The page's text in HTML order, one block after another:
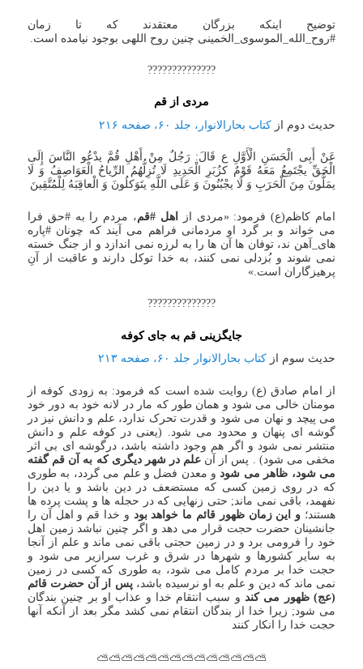
توضیح اینکه بزرگان معتقدند که تا زمان
#روح_الله_الموسوی_الخمینی چنین روح اللهی بوجود نیامده است.
??????????????
مردی از قم
حدیث دوم ازکتاب بحارالانوار، جلد ۶۰، صفحه ۲۱۶
عَنْ أَبِی الْحَسَنِ الْأَوَّلِ ع قَالَ: رَجُلٌ مِنْ أَهْلِ قُمَّ یدْعُو النَّاسَ إِلَی
الْحَقِّ یجْتَمِعُ مَعَهُ قَوْمٌ کزُبَرِ الْحَدِیدِ لَا تُزِلُّهُمُ الرِّیاحُ الْعَوَاصِفُ وَ لَا
یمَلُّونَ مِنَ الْحَرَبِ وَ لَا یجْبُنُونَ وَ عَلَی اللَّهِ یتَوَکلُونَ وَ الْعاقِبَهُ لِلْمُتَّقِینَ
امام کاظم(ع) فرمود: «مردی از اهل #قم، مردم را به #حق فرا
می خواند و بر گرد او مردمانی فراهم می آیند که چونان #پاره
های_آهن ند، توفان ها آن ها را به لرزه نمی اندازد و از جنگ خسته
نمی شوند و بُزدلی نمی کنند، به خدا توکل دارند و عاقبت از آنِ
پرهیزگاران است.»
??????????????
جایگزینی قم به جای کوفه
حدیث سوم ازکتاب بحارالانوار جلد ۶۰، صفحه ۲۱۳
از امام صادق (ع) روایت شده است که فرمود: به زودی کوفه از
مومنان خالی می شود و همان طور که مار در لانه خود به دور خود
می پیچد و نهان می شود و قدرت تحرک ندارد، علم و دانش نیز در
گوشه ای پنهان و محدود می شود. (یعنی در کوفه علم و دانش
منتشر نمی شود و اگر هم وجود داشته باشد، درگوشه ای بی اثر
مخفی می شود) . پس از آن علم در شهر دیگری که به آن قم گفته
می شود، ظاهر می شودو معدن فضل و علم می گردد، به طوری
که در روی زمین کسی که مستضعف در دین باشد و یا دین را
نفهمد، باقی نمی ماند; حتی زنهایی که در حجله ها و پشت پرده ها
هستند؛ و این زمان ظهور قائم ما خواهد بود و خدا قم و اهل آن را
جانشینان حضرت حجت قرار می دهد و اگر چنین نباشد زمین اهل
خود را فرومی برد و در زمین حجتی باقی نمی ماند و علم از آنجا
به سایر کشورها و شهرها در شرق و غرب سرازیر می شود و
حجت خدا بر مردم کامل می شود، به طوری که کسی در زمین
نمی ماند که دین و علم به او نرسیده باشد،پس از آن حضرت قائم
(عج) ظهور می کندو سبب انتقام خدا و عذاب او بر چنین بندگان
می شود; زیرا خدا از بندگان انتقام نمی کشد مگر بعد از آنکه آنها
حجت خدا را انکار کنند
⛅⛅⛅⛅⛅⛅⛅⛅⛅⛅⛅⛅⛅⛅